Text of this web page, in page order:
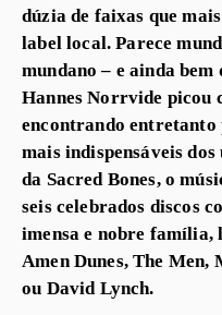
dúzia de faixas que
label local. Parece
mundano – e ainda bem
Hannes Norrvide picou
encontrando entretanto
mais indispensáveis
da Sacred Bones, o
seis celebrados discos
imensa e nobre família,
Amen Dunes, The
ou David Lynch.